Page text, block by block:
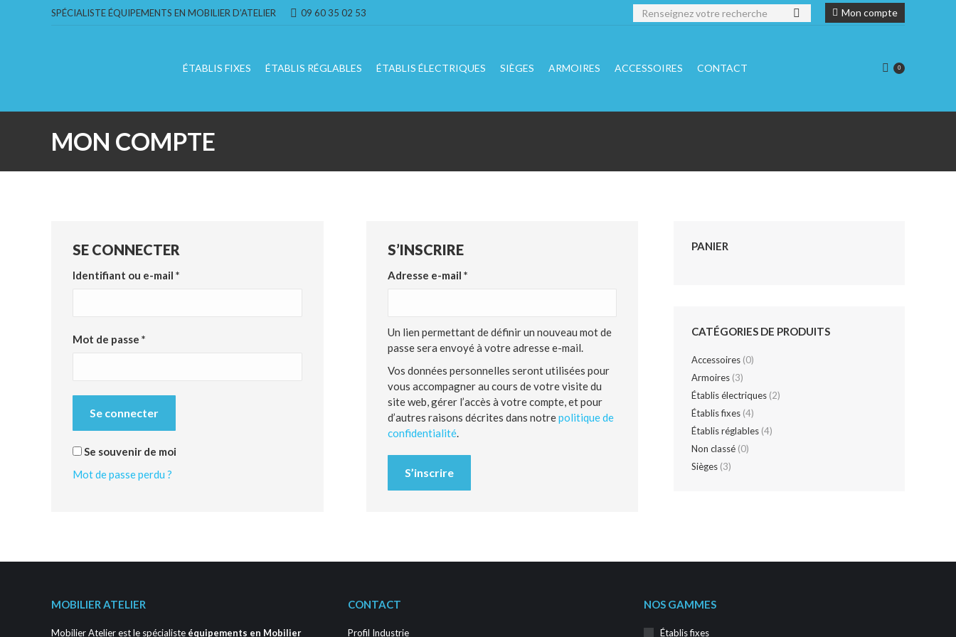
SPÉCIALISTE ÉQUIPEMENTS EN MOBILIER D’ATELIER 09 60 35 02 53
Recherche
:
Mon compte
ÉTABLIS FIXES ÉTABLIS RÉGLABLES ÉTABLIS ÉLECTRIQUES SIÈGES ARMOIRES ACCESSOIRES CONTACT 0
MON COMPTE
SE CONNECTER
Identifiant ou e-mail *
Mot de passe *
Se connecter
Se souvenir de moi
Mot de passe perdu ?
S’INSCRIRE
Adresse e-mail *Obligatoire
Un lien permettant de définir un nouveau mot de
passe sera envoyé à votre adresse e-mail.
Vos données personnelles seront utilisées pour
vous accompagner au cours de votre visite du
site web, gérer l’accès à votre compte, et pour
d’autres raisons décrites dans notrepolitique de
confidentialité.
S’inscrire
PANIER
CATÉGORIES DE PRODUITS
Accessoires (0)
Armoires (3)
Établis électriques (2)
Établis fixes (4)
Établis réglables (4)
Non classé (0)
Sièges (3)
MOBILIER ATELIER
Mobilier Atelier est le spécialiste équipements en Mobilier
CONTACT
Profil Industrie
NOS GAMMES
Établis fixes